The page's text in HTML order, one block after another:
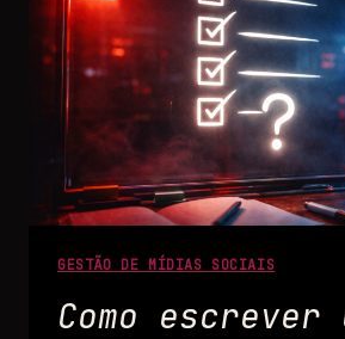
GESTÃO DE MÍDIAS SOCIAIS
Como escrever